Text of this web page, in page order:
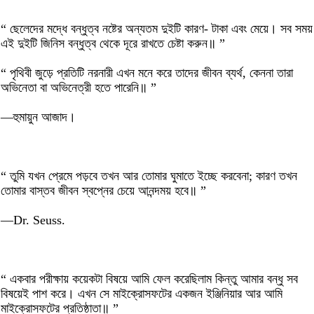
“ ছেলেদের মদ্ধে বন্ধুত্ব নষ্টের অন্যতম দুইটি কারণ- টাকা এবং মেয়ে। সব সময়
এই দুইটি জিনিস বন্ধুত্ব থেকে দূরে রাখতে চেষ্টা করুন॥ ”
“ পৃথিবী জুড়ে প্রতিটি নরনারী এখন মনে করে তাদের জীবন ব্যর্থ, কেননা তারা
অভিনেতা বা অভিনেত্রী হতে পারেনি॥ ”
—হুমায়ুন আজাদ।
“ তুমি যখন প্রেমে পড়বে তখন আর তোমার ঘুমাতে ইচ্ছে করবেনা; কারণ তখন
তোমার বাস্তব জীবন স্বপ্নের চেয়ে আনন্দময় হবে॥ ”
—Dr. Seuss.
“ একবার পরীক্ষায় কয়েকটা বিষয়ে আমি ফেল করেছিলাম কিন্তু আমার বন্ধু সব
বিষয়েই পাশ করে। এখন সে মাইক্রোসফটের একজন ইঞ্জিনিয়ার আর আমি
মাইক্রোসফটের প্রতিষ্ঠাতা॥ ”